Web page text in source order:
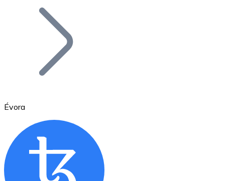
Bitcoin
ETH
Évora